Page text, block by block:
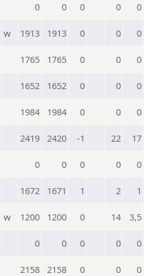
0 0 0 0 0
w 1913 1913 0 0 0
1765 1765 0 0 0
1652 1652 0 0 0
1984 1984 0 0 0
2419 2420 -1 22 17
0 0 0 0 0
1672 1671 1 2 1
w 1200 1200 0 14 3,5
0 0 0 0 0
2158 2158 0 0 0